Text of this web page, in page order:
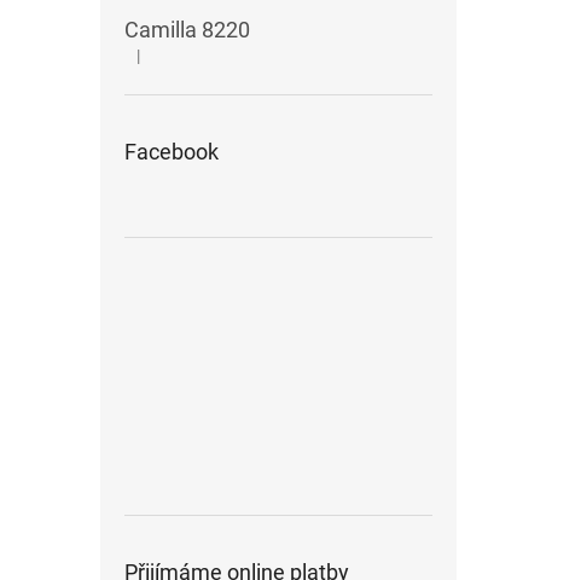
Camilla 8220
Hodnocení produktu je 5 z 5 hvězdiček.
|
Facebook
Přijímáme online platby